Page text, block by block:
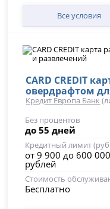
Все условия
CARD CREDIT
овердрафтом
Кредит Европа Банк
Без процентов
до 55 дней
Кредитный лимит
от 9 900 до 600 000
рублей
Стоимость
Бесплатно